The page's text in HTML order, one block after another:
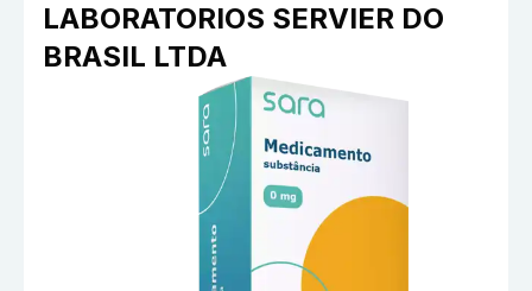
LABORATORIOS SERVIER DO
BRASIL LTDA